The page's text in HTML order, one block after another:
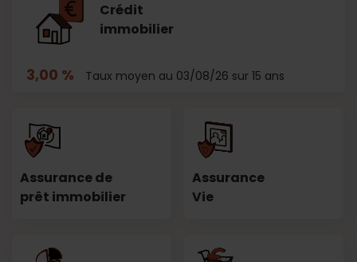
Crédit
immobilier
3,00 % Taux moyen au 03/08/26 sur 15 ans
Assurance de
prêt immobilier
Assurance
Vie